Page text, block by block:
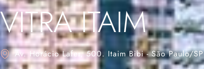
VITRA ITAIM
Av. Horácio Lafer, 500. Itaim Bibi - São Paulo/SP